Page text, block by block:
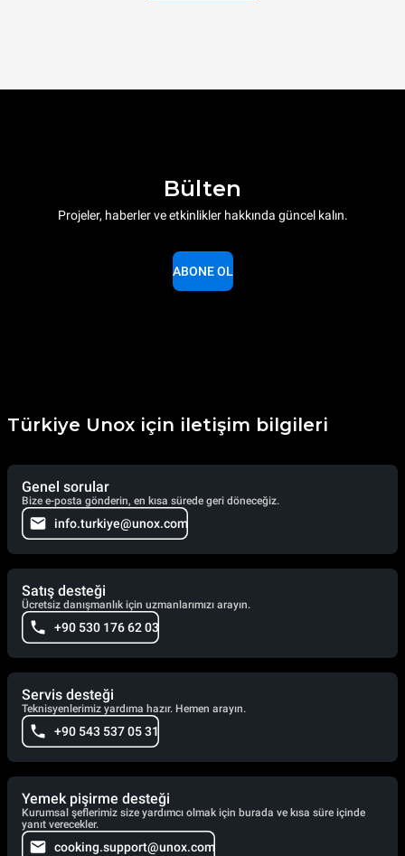
Bülten
Projeler, haberler ve etkinlikler hakkında güncel kalın.
ABONE OL
Türkiye Unox için iletişim bilgileri
Genel sorular
Bize e-posta gönderin, en kısa sürede geri döneceğiz.
info.turkiye@unox.com
Satış desteği
Ücretsiz danışmanlık için uzmanlarımızı arayın.
+90 530 176 62 03
Servis desteği
Teknisyenlerimiz yardıma hazır. Hemen arayın.
+90 543 537 05 31
Yemek pişirme desteği
Kurumsal şeflerimiz size yardımcı olmak için burada ve kısa süre içinde
yanıt verecekler.
cooking.support@unox.com